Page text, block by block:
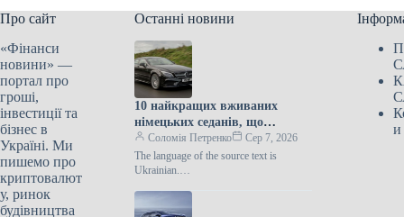
Про сайт
«Фінанси
новини» —
портал про
гроші,
інвестиції та
бізнес в
Україні. Ми
пишемо про
криптовалют
у, ринок
будівництва
Останні новини
10 найкращих вживаних
німецьких седанів, що
пропонують комфорт,
потужність та вигідну ціну
Соломія Петренко
Сер 7, 2026
The language of the source text is
Ukrainian.
er-sc-lvd8v9-0 cWMVnY”> Mercedes-
Benz CLSЗнайти автомобіль, який
и